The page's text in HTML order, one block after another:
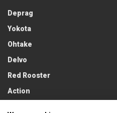
Deprag
Yokota
Ohtake
Delvo
Red Rooster
Action